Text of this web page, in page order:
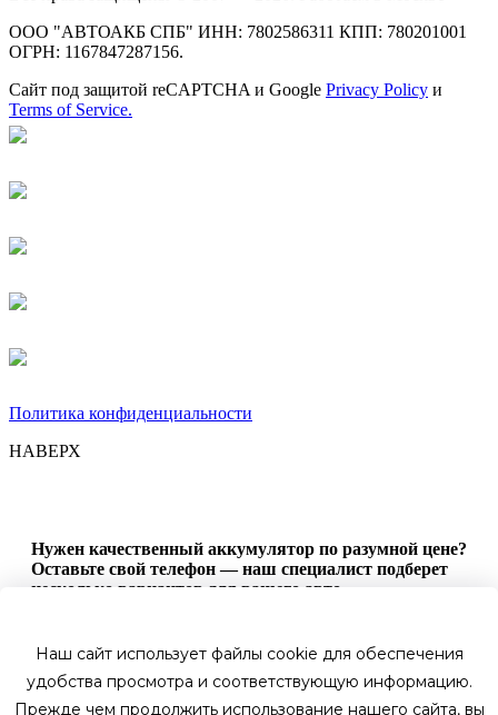
ООО "АВТОАКБ СПБ" ИНН: 7802586311 КПП: 780201001
ОГРН: 1167847287156.
Сайт под защитой reCAPTCHA и Google Privacy Policy и
Terms of Service.
Политика конфиденциальности
НАВЕРХ
Нужен качественный аккумулятор по разумной цене?
Оставьте свой телефон — наш специалист подберет
несколько вариантов для вашего авто.
Имя Телефон
Оставить заявку
Наш сайт использует файлы cookie для обеспечения
удобства просмотра и соответствующую информацию.
Прежде чем продолжить использование нашего сайта, вы